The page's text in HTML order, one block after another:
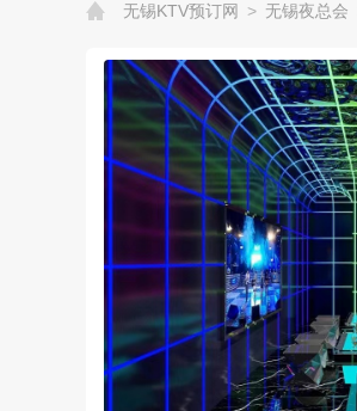
无锡KTV预订网 > 无锡夜总会